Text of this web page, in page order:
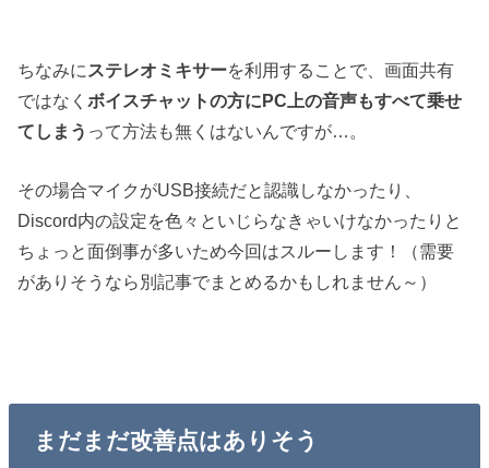
ちなみに ステレオミキサーを利用することで、画面共有
ではなくボイスチャットの方にPC上の音声もすべて乗せ
てしまう って方法も無くはないんですが…。
その場合マイクがUSB接続だと認識しなかったり、
Discord内の設定を色々といじらなきゃいけなかったりと
ちょっと面倒事が多いため今回はスルーします！（需要
がありそうなら別記事でまとめるかもしれません～）
まだまだ改善点はありそう